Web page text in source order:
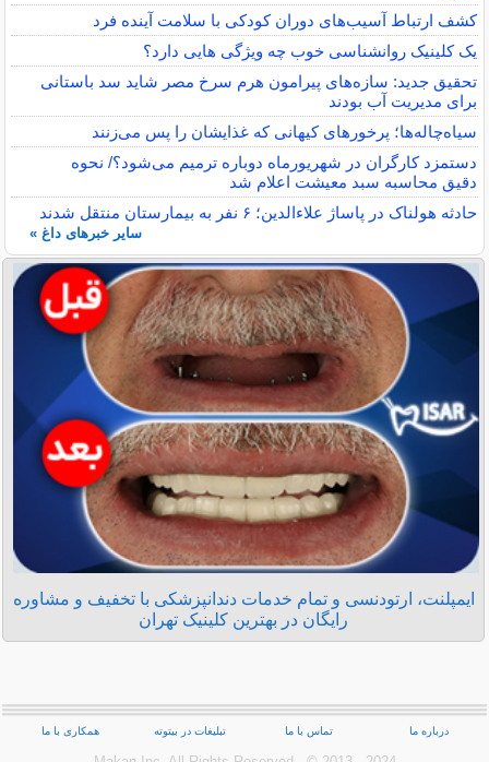
کشف ارتباط آسیب‌های دوران کودکی با سلامت آینده فرد
یک کلینیک روانشناسی خوب چه ویژگی هایی دارد؟
تحقیق جدید: سازه‌های پیرامون هرم سرخ مصر شاید سد باستانی
برای مدیریت آب بودند
سیاه‌چاله‌ها؛ پرخورهای کیهانی که غذایشان را پس می‌زنند
دستمزد کارگران در شهریورماه دوباره ترمیم می‌شود؟/ نحوه
دقیق محاسبه سبد معیشت اعلام شد
حادثه هولناک در پاساژ علاءالدین؛ ۶ نفر به بیمارستان منتقل شدند
سایر خبرهای داغ »
ایمپلنت، ارتودنسی و تمام خدمات دندانپزشکی با تخفیف و مشاوره
رایگان در بهترین کلینیک تهران
درباره ما تماس با ما تبلیغات در بیتوته همکاری با ما